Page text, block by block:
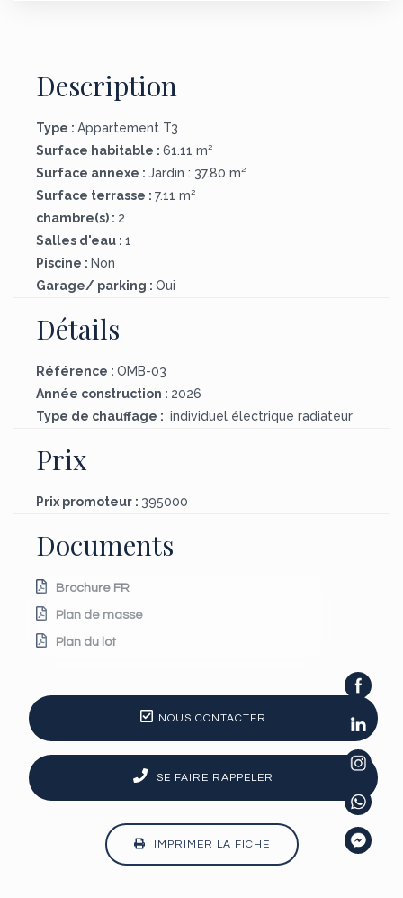
Description
Type : Appartement T3
Surface habitable : 61.11 m²
Surface annexe : Jardin : 37.80 m²
Surface terrasse : 7.11 m²
chambre(s) : 2
Salles d'eau : 1
Piscine : Non
Garage/ parking : Oui
Détails
Référence : OMB-03
Année construction : 2026
Type de chauffage : individuel électrique radiateur
Prix
Prix promoteur : 395000
Documents
Brochure FR
Plan de masse
Plan du lot
NOUS CONTACTER
SE FAIRE RAPPELER
IMPRIMER LA FICHE